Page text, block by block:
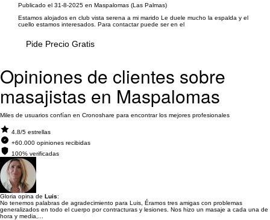
Publicado el 31-8-2025 en Maspalomas (Las Palmas)
Estamos alojados en club vista serena a mi marido Le duele mucho la espalda y el
cuello estamos interesados. Para contactar puede ser en el
Pide Precio Gratis
Opiniones de clientes sobre
masajistas en Maspalomas
Miles de usuarios confían en Cronoshare para encontrar los mejores profesionales
4.8/5 estrellas
+60.000 opiniones recibidas
100% verificadas
Gloria opina de Luis:
No tenemos palabras de agradecimiento para Luis, Éramos tres amigas con problemas
generalizados en todo el cuerpo por contracturas y lesiones. Nos hizo un masaje a cada una de
hora y media,...